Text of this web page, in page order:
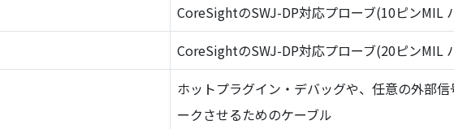
CoreSightのSWJ-DP対応プローブ(10ピンMIL
CoreSightのSWJ-DP対応プローブ(20ピンMIL
ホットプラグイン・デバッグや、任意の外部
ークさせるためのケーブル